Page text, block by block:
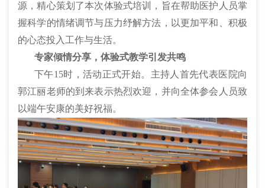
源，精心策划了本次体验式培训，旨在帮助医护人员掌
握科学的情绪调节与压力纾解方法，以更加平和、积极
的心态投入工作与生活。
专家倾情分享，体验式教学引发共鸣
下午15时，活动正式开始。主持人首先代表医院向
郭江丽老师的到来表示热烈欢迎，并向全体参会人员致
以端午安康的美好祝福。